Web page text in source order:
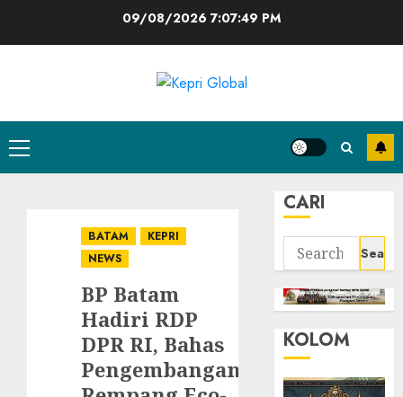
09/08/2026 7:07:50 PM
Primary
Menu
BATAM
KEPRI
NEWS
BP Batam
Hadiri RDP
DPR RI, Bahas
Pengembangan
CARI
Search
for:
KOLOM